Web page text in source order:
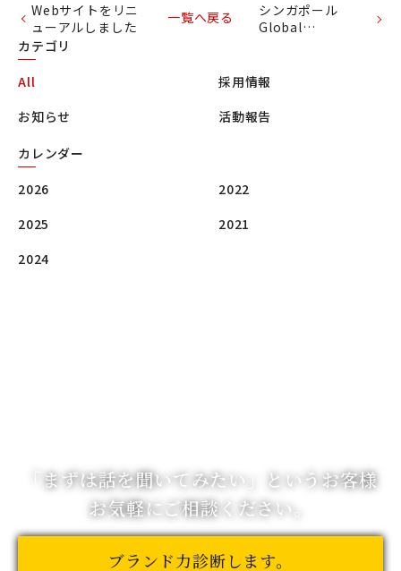
カテゴリ
All
お知らせ
採用情報
活動報告
カレンダー
2026
2025
2024
2022
2021
Webサイトをリニ
ューアルしました
一覧へ戻る
シンガポール
Global
走
「まずは話を聞いてみたい」
というお客様
お気軽にご相談ください。
ブランド力診断します。